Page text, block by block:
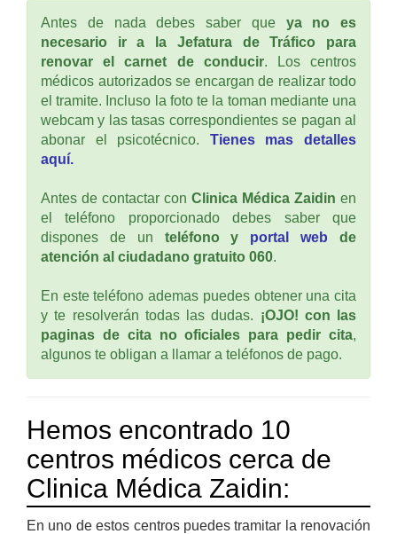
Antes de nada debes saber que ya no es
necesario ir a la Jefatura de Tráfico para
renovar el carnet de conducir. Los centros
médicos autorizados se encargan de realizar todo
el tramite. Incluso la foto te la toman mediante una
webcam y las tasas correspondientes se pagan al
abonar el psicotécnico. Tienes mas detalles
aquí.
Antes de contactar con Clinica Médica Zaidin en
el teléfono proporcionado debes saber que
dispones de un teléfono y portal web de
atención al ciudadano gratuito 060.
En este teléfono ademas puedes obtener una cita
y te resolverán todas las dudas. ¡OJO! con las
paginas de cita no oficiales para pedir cita,
algunos te obligan a llamar a teléfonos de pago.
Hemos encontrado 10
centros médicos cerca de
Clinica Médica Zaidin:
En uno de estos centros puedes tramitar la renovación